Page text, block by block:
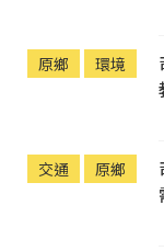
原鄉 環境
交通 原鄉